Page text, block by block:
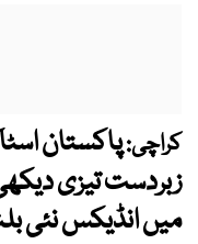
کراچی:پاکستان
زبردست تیزی
میں انڈیکس نئی